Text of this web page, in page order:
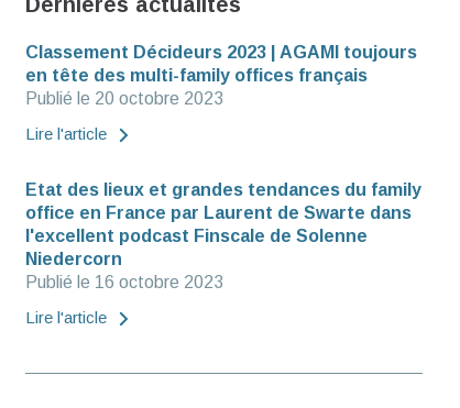
Dernières actualités
Classement Décideurs 2023 | AGAMI toujours
en tête des multi-family offices français
Publié le 20 octobre 2023
Lire l'article
Etat des lieux et grandes tendances du family
office en France par Laurent de Swarte dans
l'excellent podcast Finscale de Solenne
Niedercorn
Publié le 16 octobre 2023
Lire l'article